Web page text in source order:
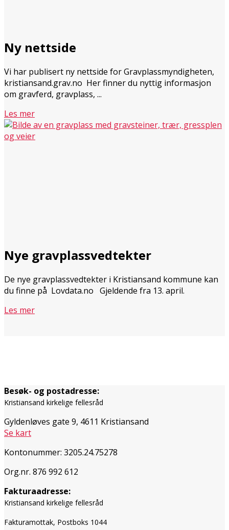
Ny nettside
Vi har publisert ny nettside for Gravplassmyndigheten,
kristiansand.grav.no Her finner du nyttig informasjon
om gravferd, gravplass, ...
Les mer
Nye gravplassvedtekter
De nye gravplassvedtekter i Kristiansand kommune kan
du finne på Lovdata.no Gjeldende fra 13. april.
Les mer
Besøk- og postadresse:
Kristiansand kirkelige fellesråd
Gyldenløves gate 9, 4611 Kristiansand
Se kart
Kontonummer: 3205.24.75278
Org.nr. 876 992 612
Fakturaadresse:
Kristiansand kirkelige fellesråd
Fakturamottak, Postboks 1044